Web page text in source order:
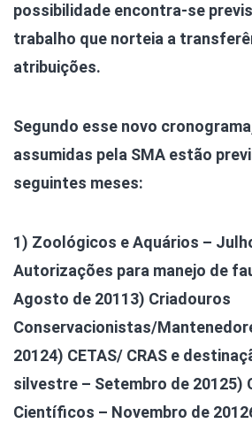
possibilidade encontra-se
trabalho que norteia a
atribuições.
Segundo esse novo
assumidas pela SMA estão
seguintes meses:
1) Zoológicos e Aquários –
Autorizações para manejo de
Agosto de 20113) Criadouros
Conservacionistas/
20124) CETAS/ CRAS e
silvestre – Setembro de 20125)
Científicos – Novembro de 2012